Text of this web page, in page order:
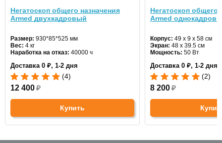
Негатоскоп общего назначения
Armed двухкадровый
Размер: 930*85*525 мм
Вес: 4 кг
Наработка на отказ: 40000 ч
Доставка 0 ₽, 1-2 дня
(4)
12 400₽
Купить
Негатоскоп общего
Armed
Корпус: 49 х 9 х 58 см
Экран: 48 х 39.5 см
Мощность: 50 Вт
Доставка 0 ₽, 1-2 дня
(2)
8 200 ₽